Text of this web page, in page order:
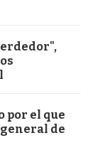
por el que
de